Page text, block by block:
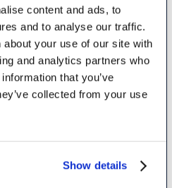
content and ads, to
and to analyse our traffic.
your use of our site with
and analytics partners who
that you’ve
collected from your use
Show details
avoir été informé et je consens au
conformément à
commerciales et